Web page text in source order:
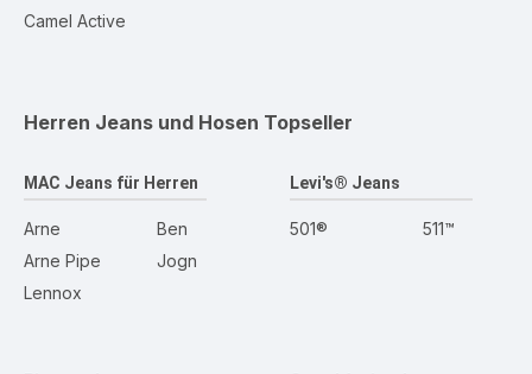
Camel Active
Herren Jeans und Hosen Topseller
MAC Jeans für Herren
Arne
Arne Pipe
Lennox
Ben
Jogn
Levi's® Jeans
501® 511™